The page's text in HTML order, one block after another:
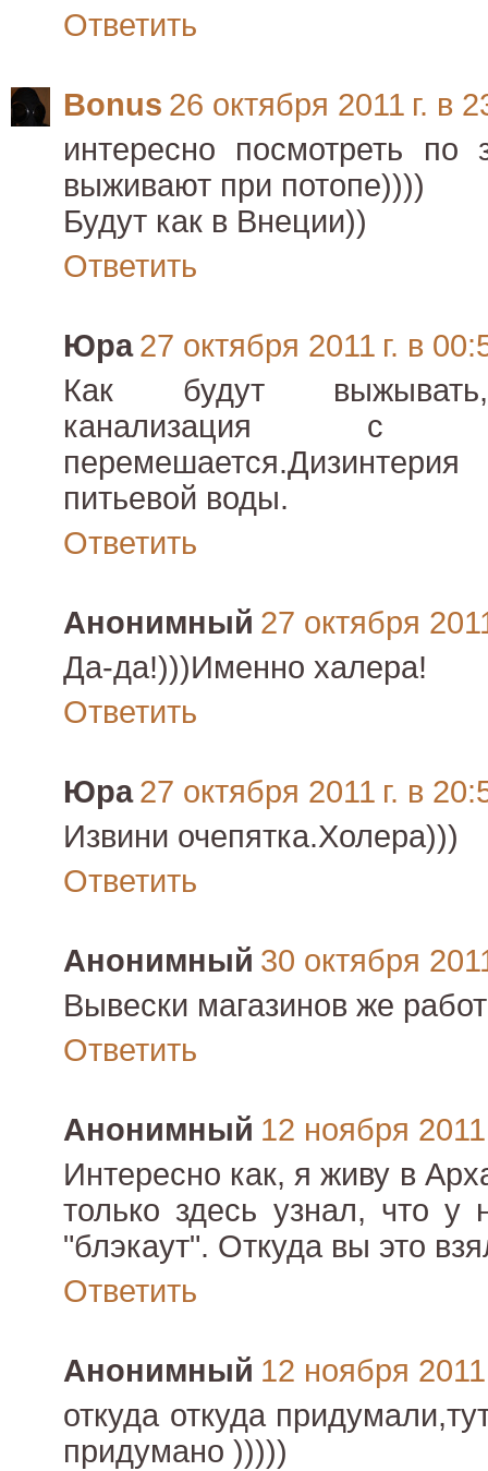
Ответить
Bonus 26 октября 2011 г. в
интересно посмотреть по
выживают при потопе))))
Будут как в Внеции))
Ответить
Юра 27 октября 2011 г. в
Как будут
канализация с
питьевой воды.
Ответить
Анонимный 27 октября
Да-да!)))Именно халера!
Ответить
Юра 27 октября 2011 г. в
Извини очепятка.Холера)))
Ответить
Анонимный 30 октября
Вывески магазинов же
Ответить
Анонимный 12 ноября
Интересно как, я живу в
только здесь узнал, что у
"блэкаут". Откуда вы это
Ответить
Анонимный 12 ноября
откуда откуда
придумано )))))